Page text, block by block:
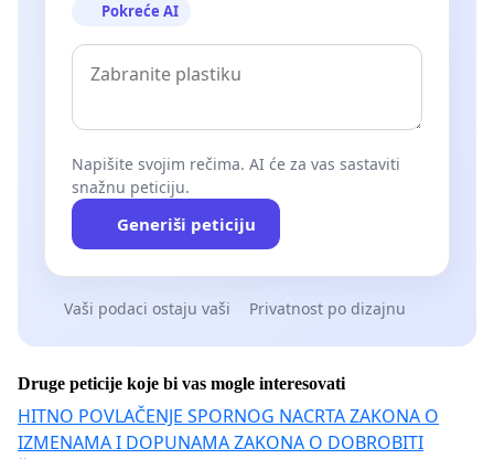
Pokreće AI
Napišite svojim rečima. AI će za vas sastaviti
snažnu peticiju.
Generiši peticiju
Vaši podaci ostaju vaši Privatnost po dizajnu
Druge peticije koje bi vas mogle interesovati
HITNO POVLAČENJE SPORNOG NACRTA ZAKONA O
IZMENAMA I DOPUNAMA ZAKONA O DOBROBITI